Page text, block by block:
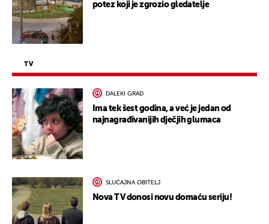
potez koji je zgrozio gledatelje
TV
DALEKI GRAD
Ima tek šest godina, a već je jedan od
najnagrađivanijih dječjih glumaca
SLUČAJNA OBITELJ
Nova TV donosi novu domaću seriju!